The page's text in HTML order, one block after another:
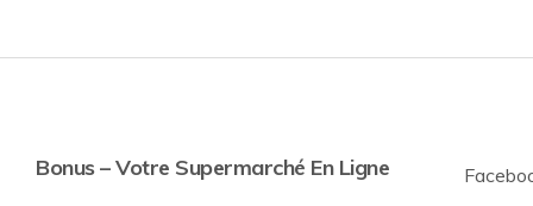
Bonus – Votre Supermarché En Ligne